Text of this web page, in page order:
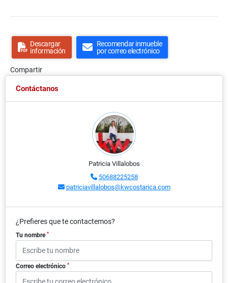
Descargar
información
Recomendar inmueble
por correo electrónico
Compartir
Contáctanos
Patricia Villalobos
50688225258
patriciavillalobos@kwcostarica.com
¿Prefieres que te contactemos?
Tu nombre *
Correo electrónico *